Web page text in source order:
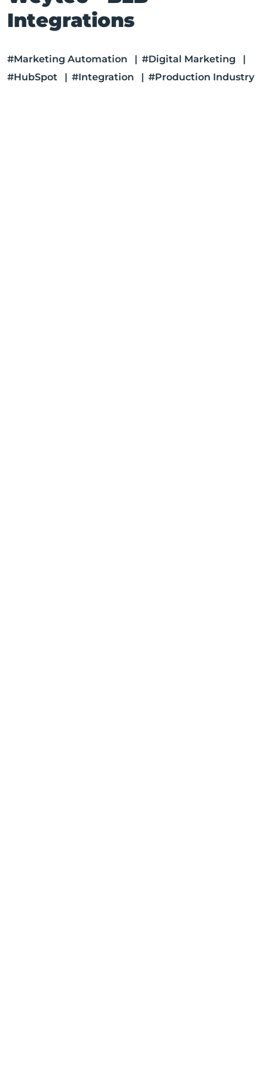
Integrations
#Marketing Automation | #Digital Marketing
|
#HubSpot
| #Integration | #Production Industry